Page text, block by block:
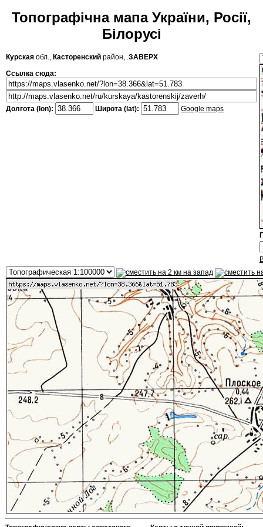
Топографічна мапа України, Росії,
Білорусі
Курская обл., Касторенский район, .ЗАВЕРХ
Ссылка сюда:
Долгота (lon): Широта (lat): Google maps